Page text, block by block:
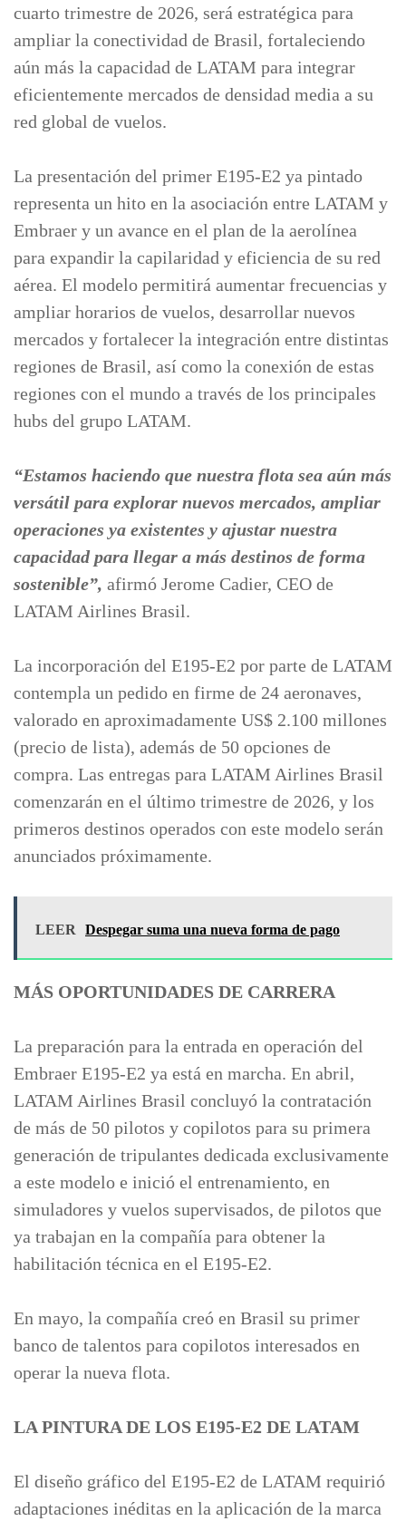
cuarto trimestre de 2026, será estratégica para
ampliar la conectividad de Brasil, fortaleciendo
aún más la capacidad de LATAM para integrar
eficientemente mercados de densidad media a su
red global de vuelos.
La presentación del primer E195-E2 ya pintado
representa un hito en la asociación entre LATAM y
Embraer y un avance en el plan de la aerolínea
para expandir la capilaridad y eficiencia de su red
aérea. El modelo permitirá aumentar frecuencias y
ampliar horarios de vuelos, desarrollar nuevos
mercados y fortalecer la integración entre distintas
regiones de Brasil, así como la conexión de estas
regiones con el mundo a través de los principales
hubs del grupo LATAM.
“Estamos haciendo que nuestra flota sea aún más
versátil para explorar nuevos mercados, ampliar
operaciones ya existentes y ajustar nuestra
capacidad para llegar a más destinos de forma
sostenible”, afirmó Jerome Cadier, CEO de
LATAM Airlines Brasil.
La incorporación del E195-E2 por parte de LATAM
contempla un pedido en firme de 24 aeronaves,
valorado en aproximadamente US$ 2.100 millones
(precio de lista), además de 50 opciones de
compra. Las entregas para LATAM Airlines Brasil
comenzarán en el último trimestre de 2026, y los
primeros destinos operados con este modelo serán
anunciados próximamente.
LEER Despegar suma una nueva forma de pago
MÁS OPORTUNIDADES DE CARRERA
La preparación para la entrada en operación del
Embraer E195-E2 ya está en marcha. En abril,
LATAM Airlines Brasil concluyó la contratación
de más de 50 pilotos y copilotos para su primera
generación de tripulantes dedicada exclusivamente
a este modelo e inició el entrenamiento, en
simuladores y vuelos supervisados, de pilotos que
ya trabajan en la compañía para obtener la
habilitación técnica en el E195-E2.
En mayo, la compañía creó en Brasil su primer
banco de talentos para copilotos interesados en
operar la nueva flota.
LA PINTURA DE LOS E195-E2 DE LATAM
El diseño gráfico del E195-E2 de LATAM requirió
adaptaciones inéditas en la aplicación de la marca